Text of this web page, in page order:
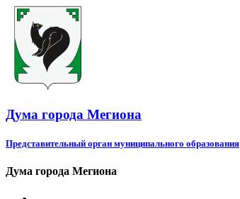
Дума города Мегиона
Представительный орган муниципального образования
Дума города Мегиона